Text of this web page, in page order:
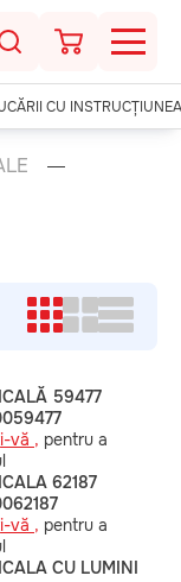
CU
59477
vă , pentru a
62187
vă , pentru a
CU LUMINI